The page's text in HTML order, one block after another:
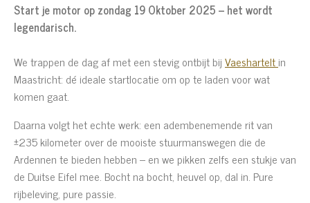
Start je motor op zondag 19 Oktober 2025 – het wordt
legendarisch.
We trappen de dag af met een stevig ontbijt bijVaesharteltin
Maastricht: dé ideale startlocatie om op te laden voor wat
komen gaat.
Daarna volgt het echte werk: een adembenemende rit van
±235 kilometer over de mooiste stuurmanswegen die de
Ardennen te bieden hebben – en we pikken zelfs een stukje van
de Duitse Eifel mee. Bocht na bocht, heuvel op, dal in. Pure
rijbeleving, pure passie.